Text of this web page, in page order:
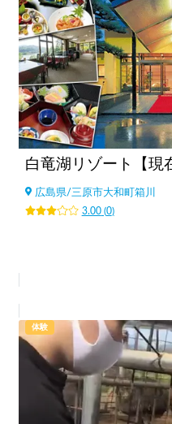
白竜湖リゾート【現
広島県/三原市大和町箱川
3.00(0)
体験